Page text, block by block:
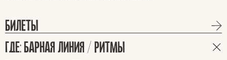
БИЛЕТЫ
ГДЕ: БАРНАЯ ЛИНИЯ / РИТМЫ